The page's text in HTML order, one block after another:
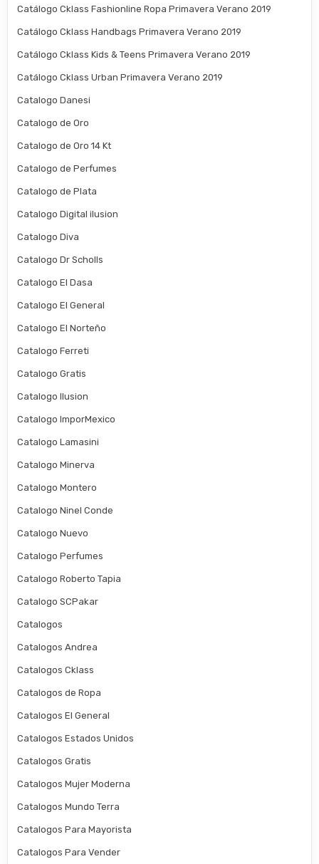
Catálogo Cklass Fashionline Ropa Primavera Verano 2019
Catálogo Cklass Handbags Primavera Verano 2019
Catálogo Cklass Kids & Teens Primavera Verano 2019
Catálogo Cklass Urban Primavera Verano 2019
Catalogo Danesi
Catalogo de Oro
Catalogo de Oro 14 Kt
Catalogo de Perfumes
Catalogo de Plata
Catalogo Digital ilusion
Catalogo Diva
Catalogo Dr Scholls
Catalogo El Dasa
Catalogo El General
Catalogo El Norteño
Catalogo Ferreti
Catalogo Gratis
Catalogo Ilusion
Catalogo ImporMexico
Catalogo Lamasini
Catalogo Minerva
Catalogo Montero
Catalogo Ninel Conde
Catalogo Nuevo
Catalogo Perfumes
Catalogo Roberto Tapia
Catalogo SCPakar
Catalogos
Catalogos Andrea
Catalogos Cklass
Catalogos de Ropa
Catalogos El General
Catalogos Estados Unidos
Catalogos Gratis
Catalogos Mujer Moderna
Catalogos Mundo Terra
Catalogos Para Mayorista
Catalogos Para Vender